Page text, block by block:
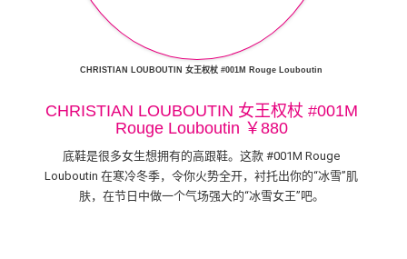
CHRISTIAN LOUBOUTIN 女王权杖 #001M Rouge Louboutin
CHRISTIAN LOUBOUTIN 女王权杖 #001M
Rouge Louboutin ￥880
底鞋是很多女生想拥有的高跟鞋。这款 #001M Rouge
Louboutin 在寒冷冬季，令你火势全开，衬托出你的“冰雪”肌
肤，在节日中做一个气场强大的“冰雪女王”吧。